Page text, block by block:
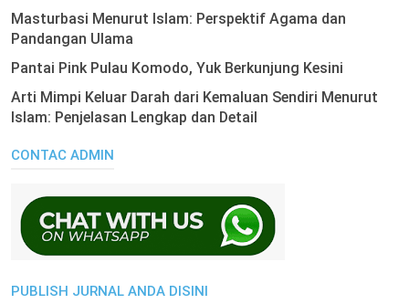
Masturbasi Menurut Islam: Perspektif Agama dan
Pandangan Ulama
Pantai Pink Pulau Komodo, Yuk Berkunjung Kesini
Arti Mimpi Keluar Darah dari Kemaluan Sendiri Menurut
Islam: Penjelasan Lengkap dan Detail
CONTAC ADMIN
PUBLISH JURNAL ANDA DISINI